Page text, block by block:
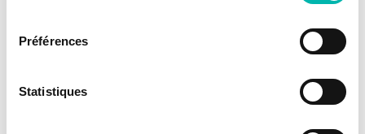
Préférences
Statistiques